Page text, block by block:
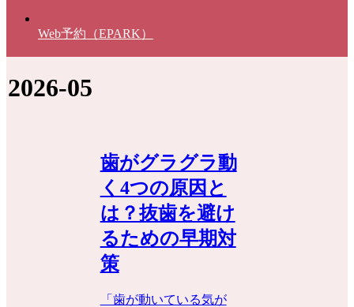
Web予約（EPARK）
2026-05
歯がグラグラ動
く4つの原因と
は？抜歯を避け
るための早期対
策
「歯が動いている気が